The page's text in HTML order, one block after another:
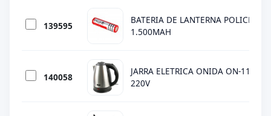
139595
BATERIA DE LANTERNA POLICE
1.500MAH
140058
JARRA ELETRICA ONIDA ON-113 /
220V